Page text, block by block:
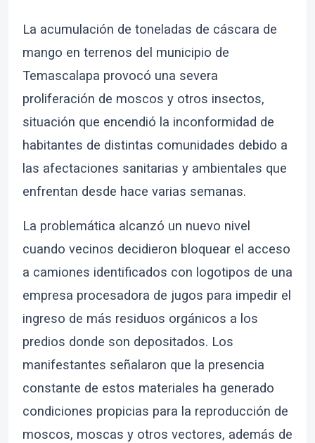
La acumulación de toneladas de cáscara de
mango en terrenos del municipio de
Temascalapa provocó una severa
proliferación de moscos y otros insectos,
situación que encendió la inconformidad de
habitantes de distintas comunidades debido a
las afectaciones sanitarias y ambientales que
enfrentan desde hace varias semanas.
La problemática alcanzó un nuevo nivel
cuando vecinos decidieron bloquear el acceso
a camiones identificados con logotipos de una
empresa procesadora de jugos para impedir el
ingreso de más residuos orgánicos a los
predios donde son depositados. Los
manifestantes señalaron que la presencia
constante de estos materiales ha generado
condiciones propicias para la reproducción de
moscos, moscas y otros vectores, además de